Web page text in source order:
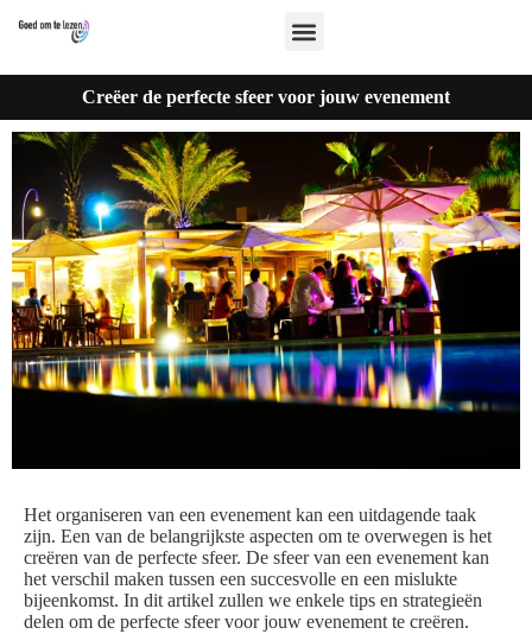
Creëer de perfecte sfeer voor jouw evenement
Het organiseren van een evenement kan een uitdagende taak
zijn. Een van de belangrijkste aspecten om te overwegen is het
creëren van de perfecte sfeer. De sfeer van een evenement kan
het verschil maken tussen een succesvolle en een mislukte
bijeenkomst. In dit artikel zullen we enkele tips en strategieën
delen om de perfecte sfeer voor jouw evenement te creëren.